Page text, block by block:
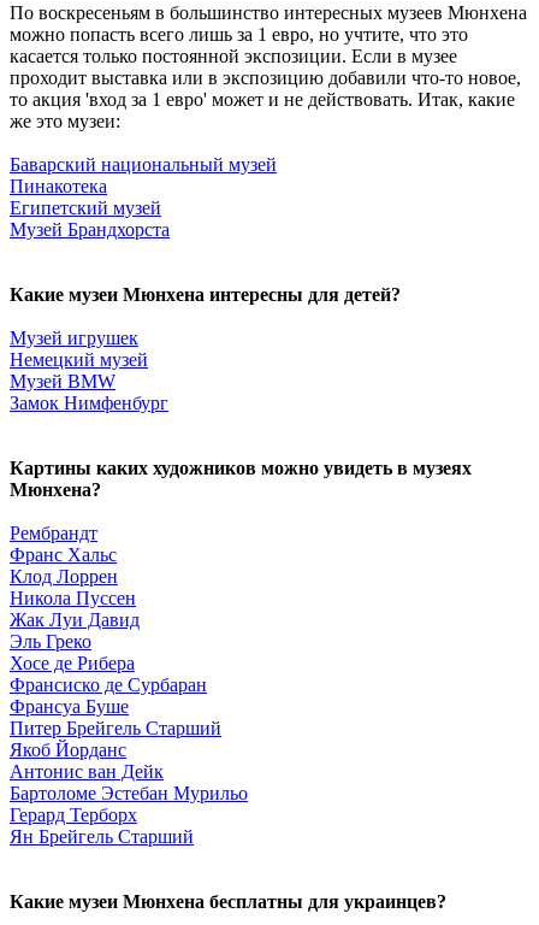
По воскресеньям в большинство интересных музеев Мюнхена
можно попасть всего лишь за 1 евро, но учтите, что это
касается только постоянной экспозиции. Если в музее
проходит выставка или в экспозицию добавили что-то новое,
то акция 'вход за 1 евро' может и не действовать. Итак, какие
же это музеи:
Баварский национальный музей
Пинакотека
Египетский музей
Музей Брандхорста
Какие музеи Мюнхена интересны для детей?
Музей игрушек
Немецкий музей
Музей BMW
Замок Нимфенбург
Картины каких художников можно увидеть в музеях
Мюнхена?
Рембрандт
Франс Хальс
Клод Лоррен
Никола Пуссен
Жак Луи Давид
Эль Греко
Хосе де Рибера
Франсиско де Сурбаран
Франсуа Буше
Питер Брейгель Старший
Якоб Йорданс
Антонис ван Дейк
Бартоломе Эстебан Мурильо
Герард Терборх
Ян Брейгель Старший
Какие музеи Мюнхена бесплатны для украинцев?